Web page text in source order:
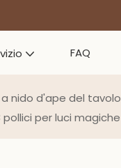
FAQ
a nido d'ape del tavolo
per luci magiche